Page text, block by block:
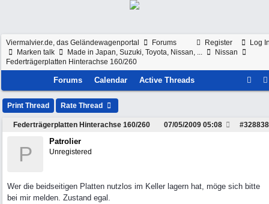
Register Log
Viermalvier.de, das Geländewagenportal
Forums
Marken talk
Made in Japan, Suzuki, Toyota, Nissan, ...
Nissan
Federträgerplatten Hinterachse 160/260
Forums Calendar Active Threads
Print Thread Rate Thread
Federträgerplatten Hinterachse 160/260 #328838
07/05/2009 05:08
P
Patrolier
Unregistered
Wer die beidseitigen Platten nutzlos im Keller lagern hat, möge sich bitte
bei mir melden. Zustand egal.